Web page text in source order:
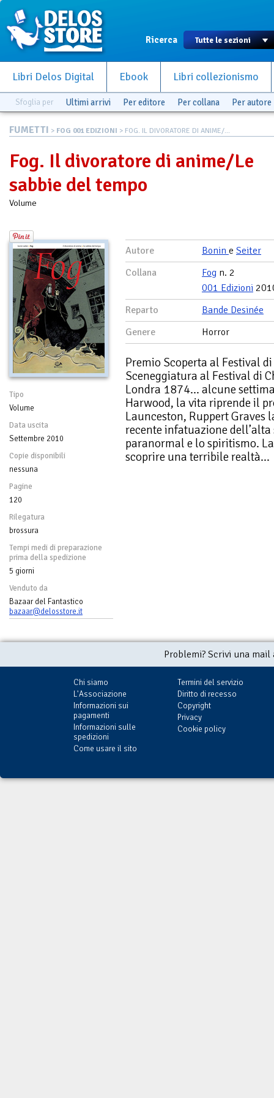
Ricerca
Libri Delos Digital Ebook Libri collezionismo
Sfoglia per Ultimi arrivi Per editore Per collana Per autore
FUMETTI > FOG 001 EDIZIONI > FOG. IL DIVORATORE DI ANIME/...
Fog. Il divoratore di anime/Le
sabbie del tempo
Volume
Tipo
Volume
Data uscita
Settembre 2010
Copie disponibili
nessuna
Pagine
120
Rilegatura
brossura
Tempi medi di preparazione
prima della spedizione
5 giorni
Venduto da
Bazaar del Fantastico
bazaar@delosstore.it
Autore Bonin e Seiter
Collana
Fog n. 2
001 Edizioni
Reparto
Bande Desinée
Genere
Horror
Premio Scoperta al Festival
Sceneggiatura al Festival di
Londra 1874… alcune
Harwood, la vita riprende il
Launceston, Ruppert
recente infatuazione
paranormal e lo spiritismo.
scoprire una terribile realtà…
Problemi? Scrivi una
Chi siamo
L'Associazione
Informazioni sui
pagamenti
Informazioni sulle
spedizioni
Come usare il sito
Termini del servizio
Diritto di recesso
Copyright
Privacy
Cookie policy